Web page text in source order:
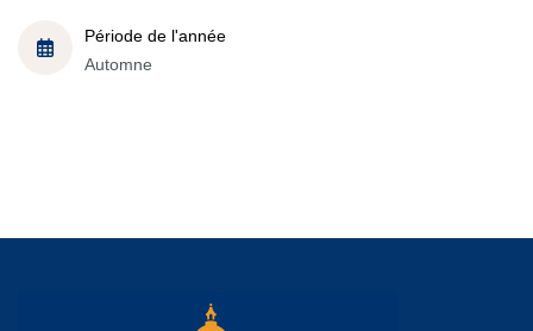
Période de l'année
Automne